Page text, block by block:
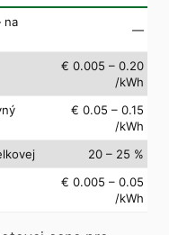
na
—
€ 0.005 – 0.20
/kWh
€ 0.05 – 0.15
/kWh
20 – 25 %
€ 0.005 – 0.05
/kWh